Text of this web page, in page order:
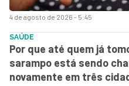
4 de agosto de 2026 - 5:45
SAÚDE
Por que até quem já
sarampo está sendo
novamente em três